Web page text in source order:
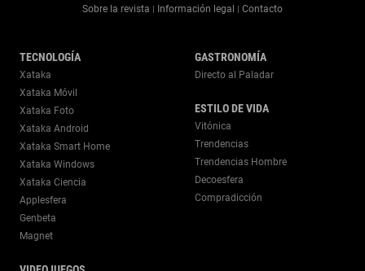
Sobre la revista | Información legal | Contacto
TECNOLOGÍA
Xataka
Xataka Móvil
Xataka Foto
Xataka Android
Xataka Smart Home
Xataka Windows
Xataka Ciencia
Applesfera
Genbeta
Magnet
GASTRONOMÍA
Directo al Paladar
ESTILO DE VIDA
Vitónica
Trendencias
Trendencias Hombre
Decoesfera
Compradicción